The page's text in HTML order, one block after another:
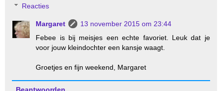
Reacties
Margaret
13 november 2015 om 23:44
Febee is bij meisjes een echte favoriet. Leuk dat je
voor jouw kleindochter een kansje waagt.
Groetjes en fijn weekend, Margaret